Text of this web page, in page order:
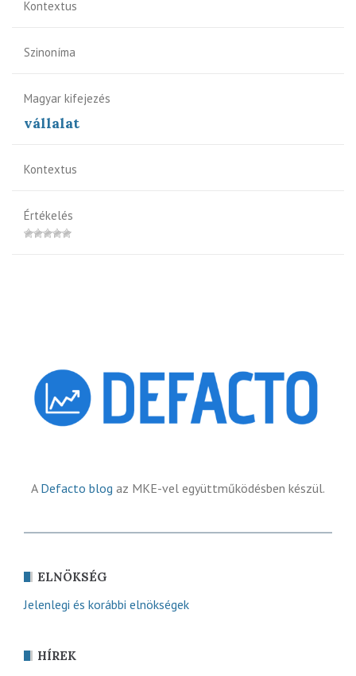
Kontextus
Szinoníma
Magyar kifejezés
vállalat
Kontextus
Értékelés
A Defacto blog az MKE-vel együttműködésben készül.
ELNÖKSÉG
Jelenlegi és korábbi elnökségek
HÍREK